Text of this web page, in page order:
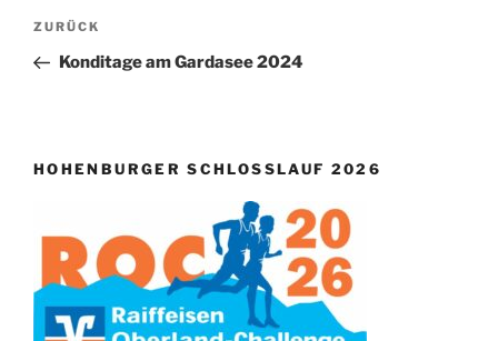
Beitragsnavigation
Vorheriger
Beitrag
ZURÜCK
Konditage am Gardasee 2024
HOHENBURGER SCHLOSSLAUF 2026